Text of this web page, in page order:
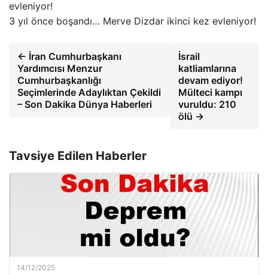
3 yıl önce boşandı… Merve Dizdar ikinci kez evleniyor!
← İran Cumhurbaşkanı
Yardımcısı Menzur
Cumhurbaşkanlığı
Seçimlerinde Adaylıktan Çekildi
– Son Dakika Dünya Haberleri
İsrail
katliamlarına
devam ediyor!
Mülteci kampı
vuruldu: 210
ölü →
Tavsiye Edilen Haberler
14/12/2025